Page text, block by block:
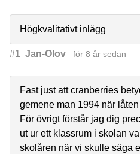
Högkvalitativt inlägg
#1 Jan-Olov för 8 år sedan
Fast just att cranberries
gemene man 1994 när
För övrigt förstår jag dig
ut ur ett klassrum i skolan
skolåren när vi skulle säga